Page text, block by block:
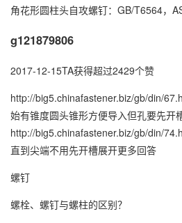
角花形圆柱头自攻螺钉：GB/T6564，
g121879806
2017-12-15TA获得超过2429个赞
http://big5.chinafastener.biz/gb/din/
始有锥度圆头锥形方便导入但孔要先开
http://big5.chinafastener.biz/gb/din/
直到尖端不用先开槽展开更多回答
螺钉
螺栓、螺钉与螺柱的区别？